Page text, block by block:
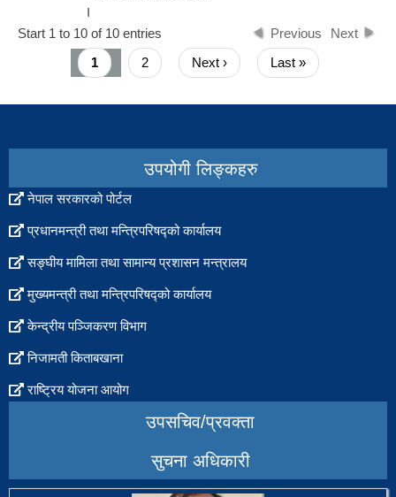
।
Start 1 to 10 of 10 entries Previous Next
PaginationCurrent
page
1 Page
2
Next
page
Next ›
Last
page
Last »
उपयोगी लिङ्कहरु
नेपाल सरकारको पोर्टल
प्रधानमन्त्री तथा मन्त्रिपरिषद्को कार्यालय
सङ्घीय मामिला तथा सामान्य प्रशासन मन्त्रालय
मुख्यमन्त्री तथा मन्त्रिपरिषद्को कार्यालय
केन्द्रीय पञ्जिकरण विभाग
निजामती किताबखाना
राष्ट्रिय योजना आयोग
उपसचिव/प्रवक्ता
सुचना अधिकारी